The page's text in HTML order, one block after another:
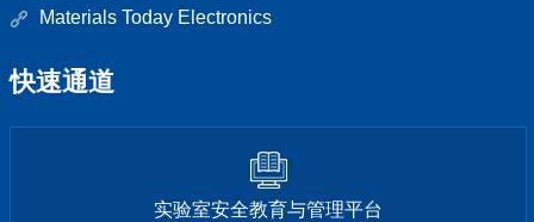
Materials Today Electronics
快速通道
实验室安全教育与管理平台